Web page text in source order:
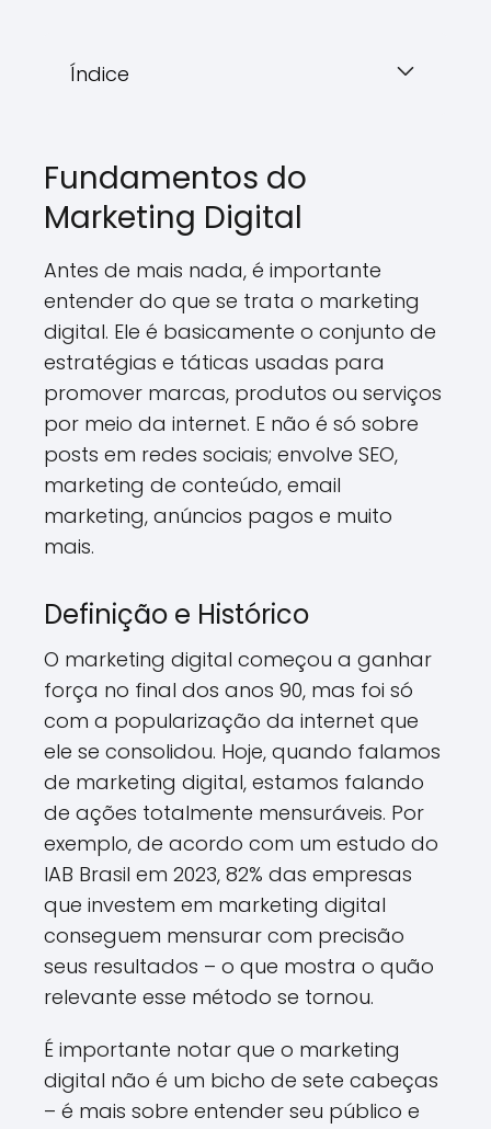
Índice
Fundamentos do
Marketing Digital
Antes de mais nada, é importante
entender do que se trata o marketing
digital. Ele é basicamente o conjunto de
estratégias e táticas usadas para
promover marcas, produtos ou serviços
por meio da internet. E não é só sobre
posts em redes sociais; envolve SEO,
marketing de conteúdo, email
marketing, anúncios pagos e muito
mais.
Definição e Histórico
O marketing digital começou a ganhar
força no final dos anos 90, mas foi só
com a popularização da internet que
ele se consolidou. Hoje, quando falamos
de marketing digital, estamos falando
de ações totalmente mensuráveis. Por
exemplo, de acordo com um estudo do
IAB Brasil em 2023, 82% das empresas
que investem em marketing digital
conseguem mensurar com precisão
seus resultados – o que mostra o quão
relevante esse método se tornou.
É importante notar que o marketing
digital não é um bicho de sete cabeças
– é mais sobre entender seu público e